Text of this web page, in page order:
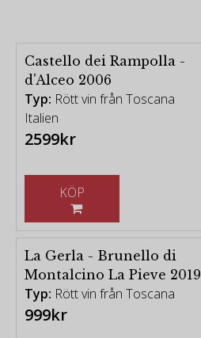
Castello dei Rampolla -
d'Alceo 2006
Typ: Rött vin från Toscana
Italien
2599kr
La Gerla - Brunello di
Montalcino La Pieve 2019
Typ: Rött vin från Toscana
999kr